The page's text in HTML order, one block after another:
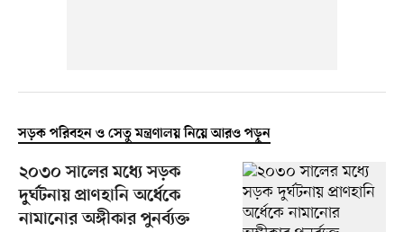
সড়ক পরিবহন ও সেতু মন্ত্রণালয় নিয়ে আরও পড়ুন
২০৩০ সালের মধ্যে সড়ক
দুর্ঘটনায় প্রাণহানি অর্ধেকে
নামানোর অঙ্গীকার পুনর্ব্যক্ত